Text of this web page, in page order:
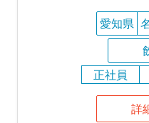
愛知県
正社員
詳